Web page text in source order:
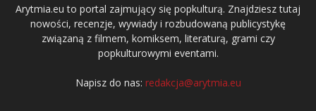
Arytmia.eu to portal zajmujący się popkulturą. Znajdziesz tutaj
nowości, recenzje, wywiady i rozbudowaną publicystykę
związaną z filmem, komiksem, literaturą, grami czy
popkulturowymi eventami.
Napisz do nas: redakcja@arytmia.eu